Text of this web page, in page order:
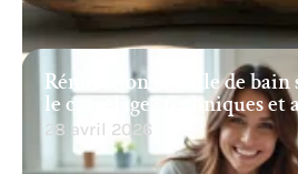
Rénovation de salle de bain
le carrelage : techniques et
28 avril 2026